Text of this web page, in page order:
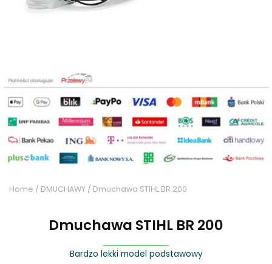
Home / DMUCHAWY / Dmuchawa STIHL BR 200
Dmuchawa STIHL BR 200
Bardzo lekki model podstawowy